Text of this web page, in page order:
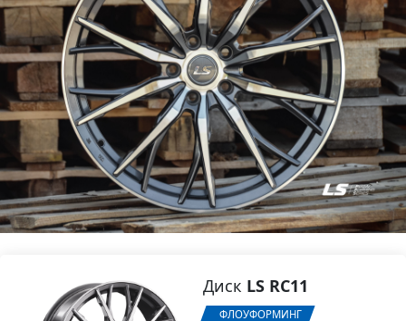
Диск LS RC11
ФЛОУФОРМИНГ